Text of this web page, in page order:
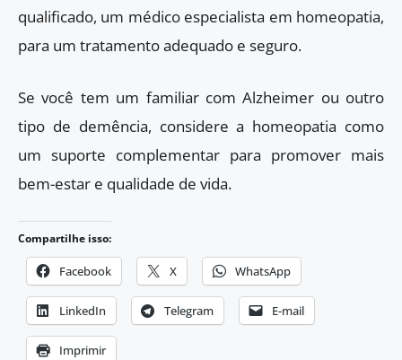
qualificado, um médico especialista em homeopatia,
para um tratamento adequado e seguro.
Se você tem um familiar com Alzheimer ou outro
tipo de demência, considere a homeopatia como
um suporte complementar para promover mais
bem-estar e qualidade de vida.
Compartilhe isso:
Facebook X WhatsApp
LinkedIn Telegram E-mail
Imprimir